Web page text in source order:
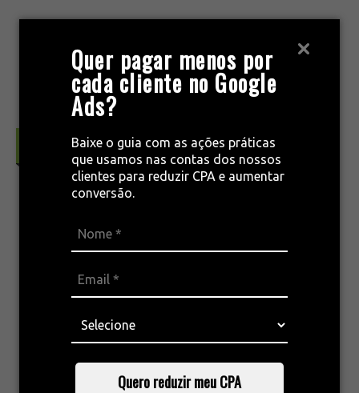
Quer pagar menos por
cada cliente no Google
Ads?
Baixe o guia com as ações práticas
que usamos nas contas dos nossos
clientes para reduzir CPA e aumentar
conversão.
Quero reduzir meu CPA
Marketing & Conceitos